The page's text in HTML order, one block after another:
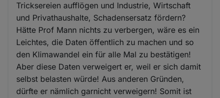
Tricksereien aufflögen und Industrie, Wirtschaft
und Privathaushalte, Schadensersatz fördern?
Hätte Prof Mann nichts zu verbergen, wäre es ein
Leichtes, die Daten öffentlich zu machen und so
den Klimawandel ein für alle Mal zu bestätigen!
Aber diese Daten verweigert er, weil er sich damit
selbst belasten würde! Aus anderen Gründen,
dürfte er nämlich garnicht verweigern! Somit ist